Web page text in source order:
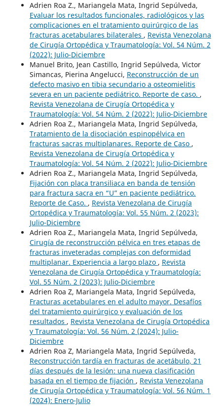
Adrien Roa Z., Mariangela Mata, Ingrid Sepúlveda,
Evaluar los resultados funcionales, radiológicos y las
complicaciones en el tratamiento quirúrgico de las
fracturas acetabulares bilaterales , Revista Venezolana
de Cirugía Ortopédica y Traumatología: Vol. 54 Núm. 2
(2022): Julio-Diciembre
Manuel Brito, Jean Castillo, Ingrid Sepúlveda, Victor
Simancas, Pierina Angelucci, Reconstrucción de un
defecto masivo en tibia secundario a osteomielitis
severa en un paciente pediátrico. Reporte de caso. ,
Revista Venezolana de Cirugía Ortopédica y
Traumatología: Vol. 54 Núm. 2 (2022): Julio-Diciembre
Adrien Roa Z., Mariangela Mata, Ingrid Sepúlveda,
Tratamiento de la disociación espinopélvica en
fracturas sacras multiplanares. Reporte de Caso ,
Revista Venezolana de Cirugía Ortopédica y
Traumatología: Vol. 54 Núm. 2 (2022): Julio-Diciembre
Adrien Roa Z., Mariangela Mata, Ingrid Sepúlveda,
Fijación con placa transiliaca en banda de tensión
para fractura sacra en “U” en paciente pediátrico.
Reporte de Caso. , Revista Venezolana de Cirugía
Ortopédica y Traumatología: Vol. 55 Núm. 2 (2023):
Julio-Diciembre
Adrien Roa Z., Mariangela Mata, Ingrid Sepúlveda,
Cirugía de reconstrucción pélvica en tres etapas de
fracturas inveteradas complejas con deformidad
multiplanar. Experiencia a largo plazo , Revista
Venezolana de Cirugía Ortopédica y Traumatología:
Vol. 55 Núm. 2 (2023): Julio-Diciembre
Adrien Roa Z, Mariangela Mata, Ingrid Sepúlveda,
Fracturas acetabulares en el adulto mayor. Desafíos
del tratamiento quirúrgico y evaluación de los
resultados , Revista Venezolana de Cirugía Ortopédica
y Traumatología: Vol. 56 Núm. 2 (2024): Julio-
Diciembre
Adrien Roa Z, Mariangela Mata, Ingrid Sepúlveda,
Reconstrucción tardía en fracturas de acetábulo, 21
días después de la lesión: una nueva clasificación
basada en el tiempo de fijación , Revista Venezolana
de Cirugía Ortopédica y Traumatología: Vol. 56 Núm. 1
(2024): Enero-Julio